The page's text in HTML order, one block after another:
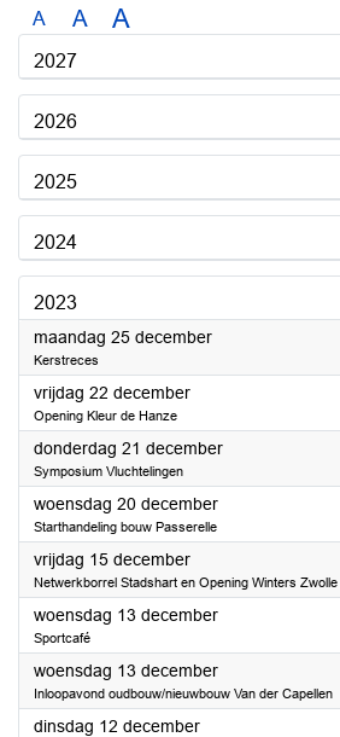
A A A
2027
2026
2025
2024
2023
maandag 25 december2023
Kerstreces
vrijdag 22 december2023
Opening Kleur de Hanze
donderdag 21 december2023
Symposium Vluchtelingen
woensdag 20 december2023
Starthandeling bouw Passerelle
vrijdag 15 december2023
Netwerkborrel Stadshart en Opening Winters Zwolle
woensdag 13 december2023
Sportcafé
woensdag 13 december2023
Inloopavond oudbouw/nieuwbouw Van der Capellen
dinsdag 12 december2023